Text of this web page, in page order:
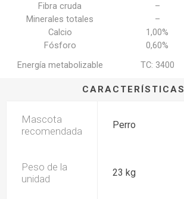
Fibra cruda
–
Minerales totales
–
Calcio
1,00%
Fósforo
0,60%
Energía metabolizable
TC: 3400
CARACTERÍSTICAS
Mascota
recomendada
Perro
Peso de la
unidad
23 kg